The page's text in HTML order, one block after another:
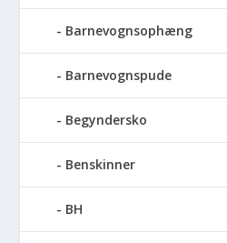
Barnevognsophæng
Barnevognspude
Begyndersko
Benskinner
BH